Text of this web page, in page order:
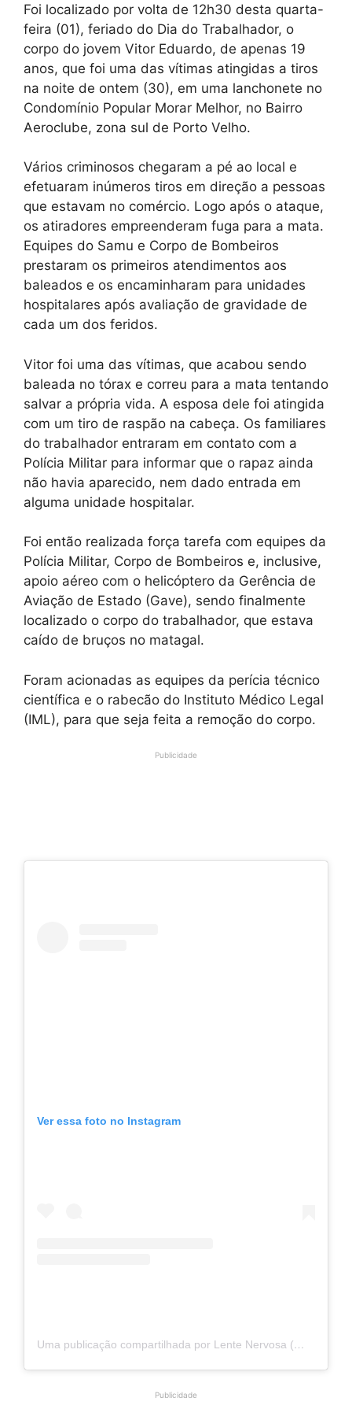
Foi localizado por volta de 12h30 desta quarta-
feira (01), feriado do Dia do Trabalhador, o
corpo do jovem Vitor Eduardo, de apenas 19
anos, que foi uma das vítimas atingidas a tiros
na noite de ontem (30), em uma lanchonete no
Condomínio Popular Morar Melhor, no Bairro
Aeroclube, zona sul de Porto Velho.
Vários criminosos chegaram a pé ao local e
efetuaram inúmeros tiros em direção a pessoas
que estavam no comércio. Logo após o ataque,
os atiradores empreenderam fuga para a mata.
Equipes do Samu e Corpo de Bombeiros
prestaram os primeiros atendimentos aos
baleados e os encaminharam para unidades
hospitalares após avaliação de gravidade de
cada um dos feridos.
Vitor foi uma das vítimas, que acabou sendo
baleada no tórax e correu para a mata tentando
salvar a própria vida. A esposa dele foi atingida
com um tiro de raspão na cabeça. Os familiares
do trabalhador entraram em contato com a
Polícia Militar para informar que o rapaz ainda
não havia aparecido, nem dado entrada em
alguma unidade hospitalar.
Foi então realizada força tarefa com equipes da
Polícia Militar, Corpo de Bombeiros e, inclusive,
apoio aéreo com o helicóptero da Gerência de
Aviação de Estado (Gave), sendo finalmente
localizado o corpo do trabalhador, que estava
caído de bruços no matagal.
Foram acionadas as equipes da perícia técnico
científica e o rabecão do Instituto Médico Legal
(IML), para que seja feita a remoção do corpo.
Publicidade
Ver essa foto no Instagram
Uma publicação compartilhada por Lente Nervosa (@lentenervosaoficial)
Publicidade